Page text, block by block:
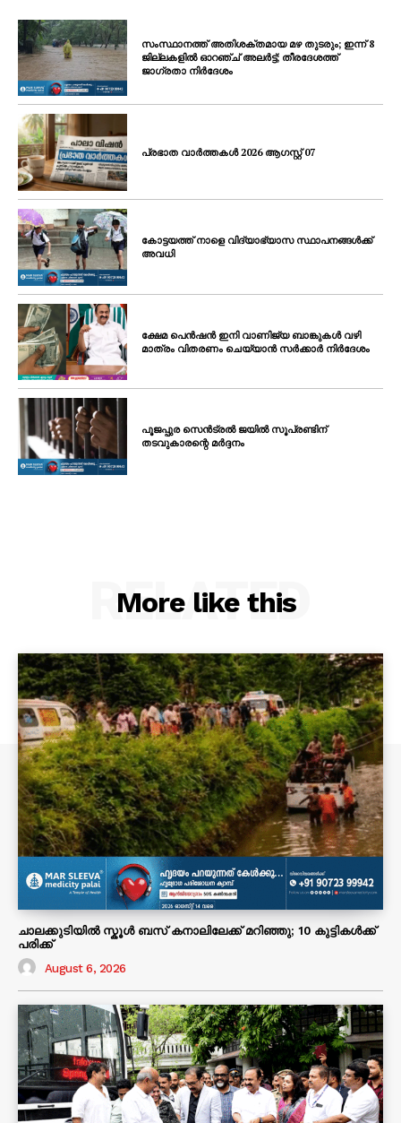
സംസ്ഥാനത്ത് അതിശക്തമായ മഴ തുടരും; ഇന്ന് 8
ജില്ലകളിൽ ഓറഞ്ച് അലർട്ട്; തീരദേശത്ത്
ജാഗ്രതാ നിർദേശം
പ്രഭാത വാർത്തകൾ 2026 ആഗസ്റ്റ് 07
കോട്ടയത്ത് നാളെ വിദ്യാഭ്യാസ സ്ഥാപനങ്ങൾക്ക്
അവധി
ക്ഷേമ പെൻഷൻ ഇനി വാണിജ്യ ബാങ്കുകൾ വഴി
മാത്രം വിതരണം ചെയ്യാൻ സർക്കാർ നിർദേശം
പൂജപ്പുര സെൻട്രൽ ജയിൽ സൂപ്രണ്ടിന്
തടവുകാരന്റെ മർദ്ദനം
More like this
RELATED
ചാലക്കുടിയിൽ സ്കൂൾ ബസ് കനാലിലേക്ക് മറിഞ്ഞു; 10 കുട്ടികൾക്ക്
പരിക്ക്
August 6, 2026